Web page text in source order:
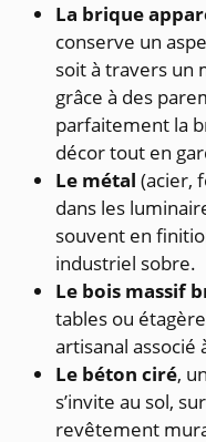
La brique
conserve un
soit à travers un
grâce à des
parfaitement la
décor tout en
Le métal (acier,
dans les
souvent en
industriel sobre.
Le bois massif
tables ou
artisanal
Le béton ciré,
s’invite au sol,
revêtement